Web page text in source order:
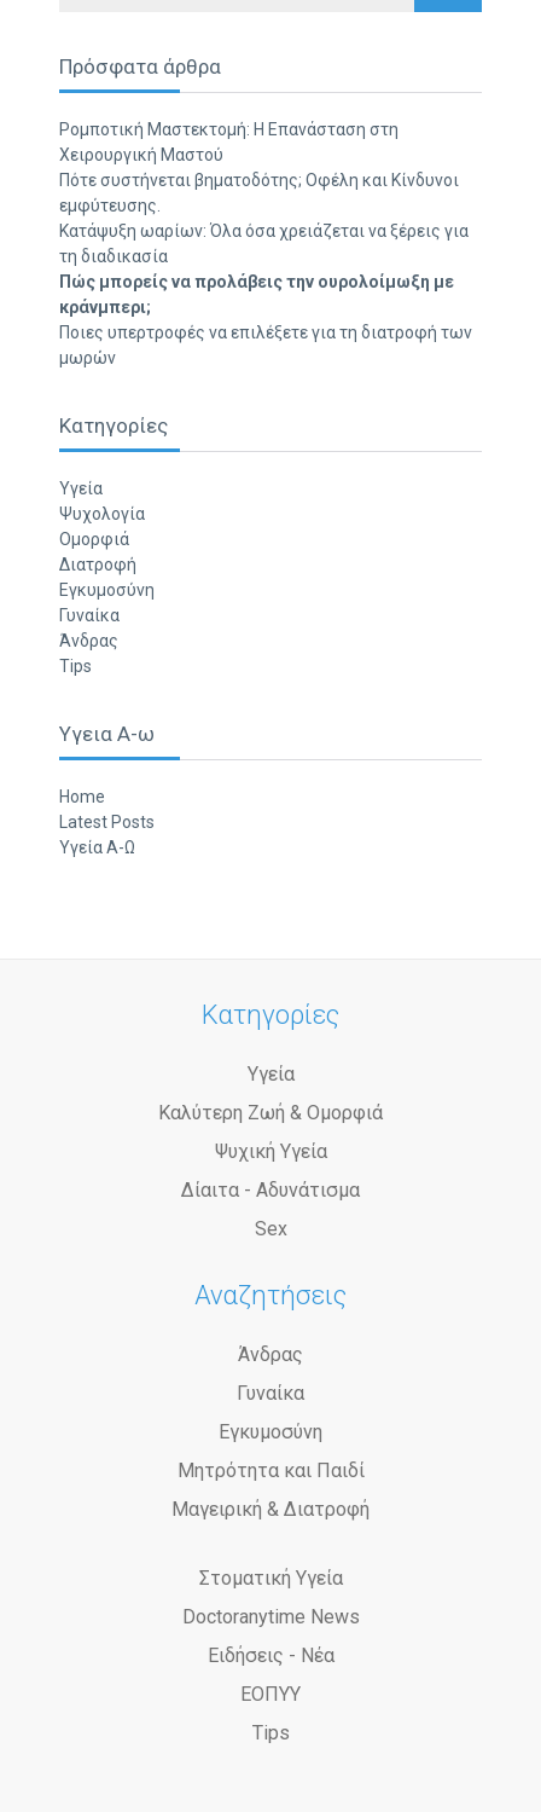
Πρόσφατα άρθρα
Ρομποτική Μαστεκτομή: Η Επανάσταση στη
Χειρουργική Μαστού
Πότε συστήνεται βηματοδότης; Οφέλη και Κίνδυνοι
εμφύτευσης.
Κατάψυξη ωαρίων: Όλα όσα χρειάζεται να ξέρεις για
τη διαδικασία
Πώς μπορείς να προλάβεις την ουρολοίμωξη με
κράνμπερι;
Ποιες υπερτροφές να επιλέξετε για τη διατροφή των
μωρών
Κατηγορίες
Υγεία
Ψυχολογία
Ομορφιά
Διατροφή
Εγκυμοσύνη
Γυναίκα
Άνδρας
Tips
Υγεια Α-ω
Home
Latest Posts
Υγεία Α-Ω
Κατηγορίες
Υγεία
Καλύτερη Ζωή & Ομορφιά
Ψυχική Υγεία
Δίαιτα - Αδυνάτισμα
Sex
Αναζητήσεις
Άνδρας
Γυναίκα
Εγκυμοσύνη
Μητρότητα και Παιδί
Μαγειρική & Διατροφή
Στοματική Υγεία
Doctoranytime News
Ειδήσεις - Νέα
ΕΟΠΥΥ
Tips